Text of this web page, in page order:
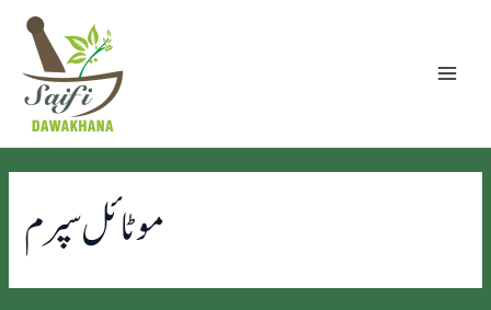
Menu
موٹائل سپرم
for: